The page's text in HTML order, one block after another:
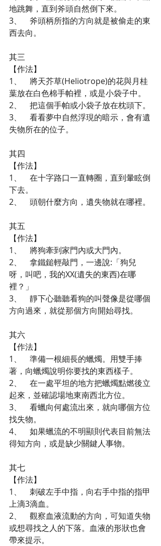
地跳舞，直到斧頭自然倒下來。
3、    斧頭柄所指的方向就是被偷走的東
西去向。
其三
【作法】
1、    將天芥草(Heliotrope)的花與月桂
葉放在白色棉手帕裡，或是小袋子中。
2、    把這個手帕或小袋子放在枕頭下。
3、    看看夢中自然浮現的暗示，會有遺
失物所在的位子。
其四
【作法】
1、    在十字路口一直轉圈，直到暈眩倒
下去。
2、    頭朝什麼方向，遺失物就在哪裡。
其五
【作法】
1、    將狗牽到家門內或大門內。
2、    拿鐵鎚輕敲門，一邊說:「狗兒
呀，叫吧，我的XX(遺失的東西)在哪
裡？」
3、    靜下心聽聽看狗的叫聲像是從哪個
方向過來，就從那個方向開始尋找。
其六
【作法】
1、    準備一根細長的蠟燭。用雙手捧
著，向蠟燭說明你要找的東西樣子。
2、    在一處平坦的地方把蠟燭點燃後立
起來，並確認場地東南西北方位。
3、    看蠟向何處流出來，就向哪個方位
找失物。
4、    如果蠟流的不明顯則代表目前無法
得知方向，或是缺少關鍵人事物。
其七
【作法】
1、    刺破左手中指，向右手中指的指甲
上滴3滴血。
2、    觀察血液流動的方向，可知道失物
或想尋找之人的下落。血液的形狀也會
帶來提示。